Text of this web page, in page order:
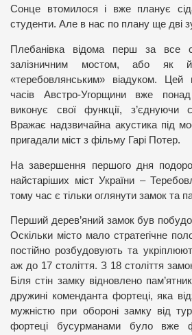
Сонце втомилося і вже планує
студенти. Але в нас по плану ще дві
Плебанівка відома перш за все
залізничним мостом, або як
«теребовлянським» віадуком. Цей
часів Австро-Угорщини вже
виконує свої функції, з’єднуючи
Вражає надзвичайна акустика під
пригадали міст з фільму Гарі Потер.
На завершення першого дня
найстаріших міст України –
тому час є тільки оглянути замок та
Перший дерев’яний замок був
Оскільки місто мало стратегічне
постійно розбудовують та
аж до 17 століття. З 18 століття
Біля стін замку відновлено
дружині коменданта фортеці, яка
мужністю при обороні замку від
фортеці бусурманами було вже